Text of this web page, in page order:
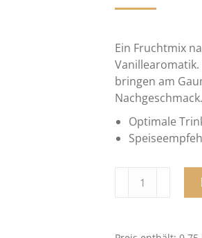
Ein Fruchtmix
bringen am
Nachgeschmack.
Optimale
Exklusiv